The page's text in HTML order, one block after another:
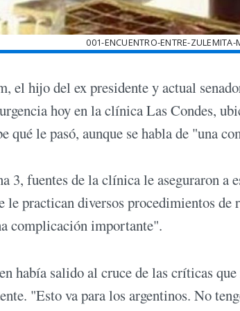
001-ENCUENTRO-ENTRE-ZULEMITA-
el hijo del ex presidente y actual
hoy en la clínica Las Condes,
qué le pasó, aunque se habla de "una
3, fuentes de la clínica le aseguraron
le practican diversos procedimientos
complicación importante".
había salido al cruce de las críticas
"Esto va para los argentinos. No